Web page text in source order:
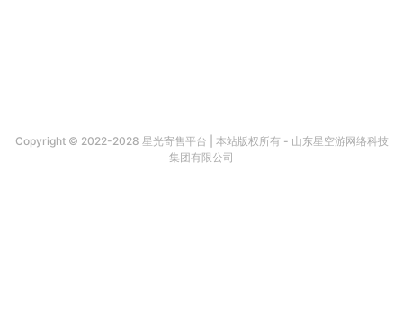
Copyright © 2022-2028 星光寄售平台 | 本站版权所有 - 山东星空游网络科技
集团有限公司